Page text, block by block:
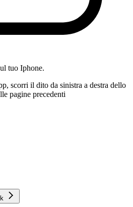
tuo Iphone.
scorri il dito da sinistra a destra dello
pagine precedenti